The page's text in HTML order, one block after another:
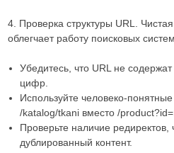
4. Проверка структуры URL.
облегчает работу поисковых
Убедитесь, что URL не
цифр.
Используйте человеко-
/katalog/tkani вместо /
Проверьте наличие редиректов,
дублированный контент.